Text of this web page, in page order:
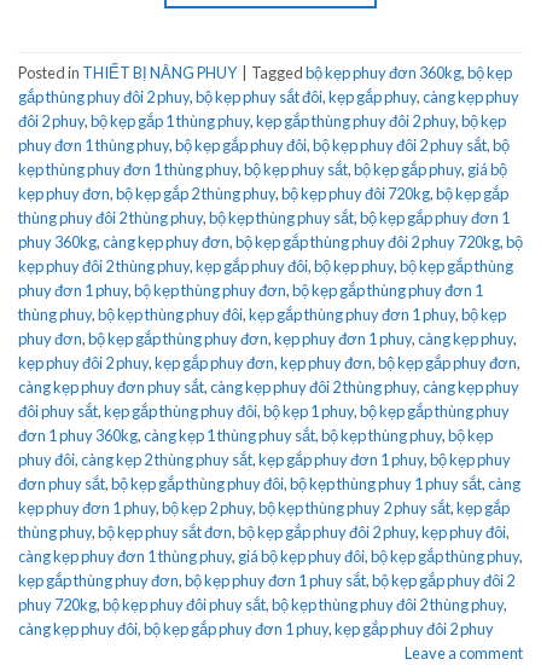
Posted in THIẾT BỊ NÂNG PHUY Taggedbộ kẹp phuy đơn 360kg,bộ kẹp
gắp thùng phuy đôi 2 phuy,bộ kẹp phuy sắt đôi,kẹp gắp phuy,càng kẹp phuy
đôi 2 phuy,bộ kẹp gắp 1 thùng phuy,kẹp gắp thùng phuy đôi 2 phuy,bộ kẹp
phuy đơn 1 thùng phuy,bộ kẹp gắp phuy đôi,bộ kẹp phuy đôi 2 phuy sắt,bộ
kẹp thùng phuy đơn 1 thùng phuy,bộ kẹp phuy sắt,bộ kẹp gắp phuy, giá bộ
kẹp phuy đơn,bộ kẹp gắp 2 thùng phuy,bộ kẹp phuy đôi 720kg,bộ kẹp gắp
thùng phuy đôi 2 thùng phuy,bộ kẹp thùng phuy sắt,bộ kẹp gắp phuy đơn 1
phuy 360kg,càng kẹp phuy đơn,bộ kẹp gắp thùng phuy đôi 2 phuy 720kg,bộ
kẹp phuy đôi 2 thùng phuy,kẹp gắp phuy đôi,bộ kẹp phuy,bộ kẹp gắp thùng
phuy đơn 1 phuy,bộ kẹp thùng phuy đơn,bộ kẹp gắp thùng phuy đơn 1
thùng phuy,bộ kẹp thùng phuy đôi,kẹp gắp thùng phuy đơn 1 phuy,bộ kẹp
phuy đơn,bộ kẹp gắp thùng phuy đơn,kẹp phuy đơn 1 phuy,càng kẹp phuy,
kẹp phuy đôi 2 phuy,kẹp gắp phuy đơn,kẹp phuy đơn,bộ kẹp gắp phuy đơn,
càng kẹp phuy đơn phuy sắt,càng kẹp phuy đôi 2 thùng phuy,càng kẹp phuy
đôi phuy sắt,kẹp gắp thùng phuy đôi,bộ kẹp 1 phuy,bộ kẹp gắp thùng phuy
đơn 1 phuy 360kg,càng kẹp 1 thùng phuy sắt,bộ kẹp thùng phuy,bộ kẹp
phuy đôi,càng kẹp 2 thùng phuy sắt,kẹp gắp phuy đơn 1 phuy,bộ kẹp phuy
đơn phuy sắt,bộ kẹp gắp thùng phuy đôi,bộ kẹp thùng phuy 1 phuy sắt,càng
kẹp phuy đơn 1 phuy,bộ kẹp 2 phuy,bộ kẹp thùng phuy 2 phuy sắt,kẹp gắp
thùng phuy,bộ kẹp phuy sắt đơn,bộ kẹp gắp phuy đôi 2 phuy,kẹp phuy đôi,
càng kẹp phuy đơn 1 thùng phuy, giá bộ kẹp phuy đôi,bộ kẹp gắp thùng phuy,
kẹp gắp thùng phuy đơn,bộ kẹp phuy đơn 1 phuy sắt,bộ kẹp gắp phuy đôi 2
phuy 720kg,bộ kẹp phuy đôi phuy sắt,bộ kẹp thùng phuy đôi 2 thùng phuy,
càng kẹp phuy đôi,bộ kẹp gắp phuy đơn 1 phuy,kẹp gắp phuy đôi 2 phuy
Leave a comment